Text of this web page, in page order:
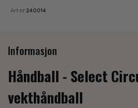
Art.nr:240014
Informasjon
Håndball - Select
vekthåndball